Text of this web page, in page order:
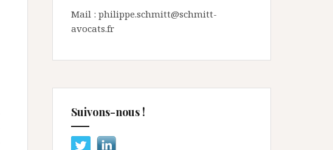
Mail : philippe.schmitt@schmitt-
avocats.fr
Suivons-nous !